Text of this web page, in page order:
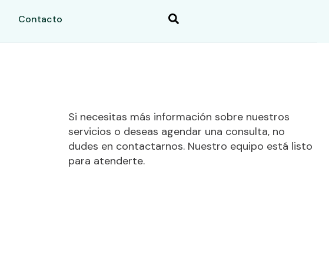
Contacto
Si necesitas más información sobre nuestros
servicios o deseas agendar una consulta, no
dudes en contactarnos. Nuestro equipo está listo
para atenderte.